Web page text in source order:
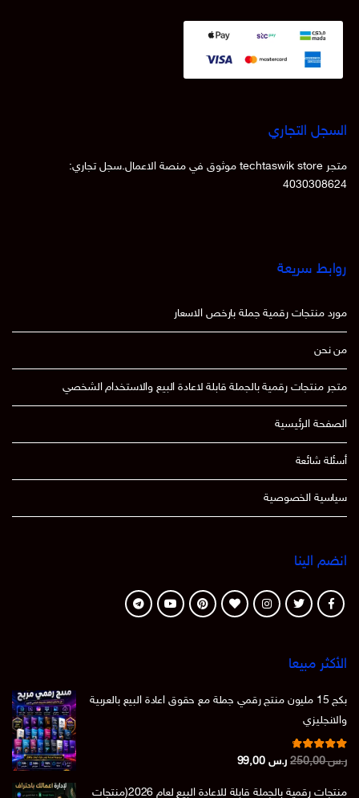
السجل التجاري
متجر techtaswik store موثوق في منصة الاعمال.سجل تجاري:
4030308624
روابط سريعة
مورد منتجات رقمية جملة بارخص الاسعار
من نحن
متجر منتجات رقمية بالجملة قابلة لاعادة البيع والاستخدام الشخصي
الصفحة الرئيسية
أسئلة شائعة
سياسية الخصوصية
انضم الينا
الأكثر مبيعا
بكج 15 مليون منتج رقمي جملة مع حقوق اعادة البيع بالعربية
والانجليزي
تم التقييم
4.86من 5ر.س250,00
السعر
ر.س 99,00
السعر
منتجات رقمية بالجملة قابلة للاعادة البيع لعام 2026(منتجات